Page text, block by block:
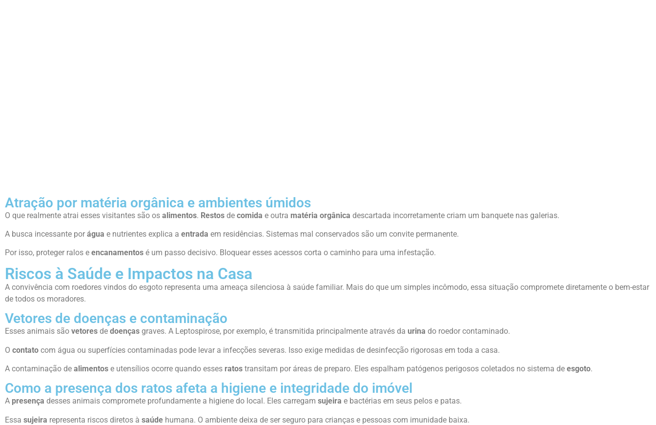
Atração por matéria orgânica e ambientes úmidos
O que realmente atrai esses visitantes são os alimentos. Restos de comida e outra matéria orgânica descartada incorretamente criam um banquete nas galerias.
A busca incessante por água e nutrientes explica a entrada em residências. Sistemas mal conservados são um convite permanente.
Por isso, proteger ralos e encanamentos é um passo decisivo. Bloquear esses acessos corta o caminho para uma infestação.
Riscos à Saúde e Impactos na Casa
A convivência com roedores vindos do esgoto representa uma ameaça silenciosa à saúde familiar. Mais do que um simples incômodo, essa situação compromete diretamente o bem-estar
de todos os moradores.
Vetores de doenças e contaminação
Esses animais são vetores de doenças graves. A Leptospirose, por exemplo, é transmitida principalmente através da urina do roedor contaminado.
O contato com água ou superfícies contaminadas pode levar a infecções severas. Isso exige medidas de desinfecção rigorosas em toda a casa.
A contaminação de alimentos e utensílios ocorre quando esses ratos transitam por áreas de preparo. Eles espalham patógenos perigosos coletados no sistema de esgoto.
Como a presença dos ratos afeta a higiene e integridade do imóvel
A presença desses animais compromete profundamente a higiene do local. Eles carregam sujeira e bactérias em seus pelos e patas.
Essa sujeira representa riscos diretos à saúde humana. O ambiente deixa de ser seguro para crianças e pessoas com imunidade baixa.